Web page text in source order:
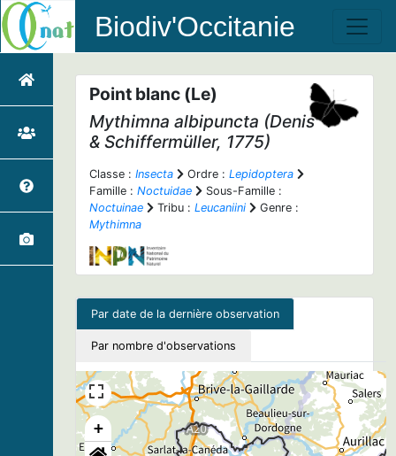
Biodiv'Occitanie
Point blanc (Le)
Mythimna albipuncta (Denis
& Schiffermüller, 1775)
Classe : Insecta Ordre : Lepidoptera
Famille : Noctuidae
Sous-Famille :
Noctuinae
Tribu : Leucaniini
Genre :
Mythimna
Par date de la dernière observation
Par nombre d'observations
+